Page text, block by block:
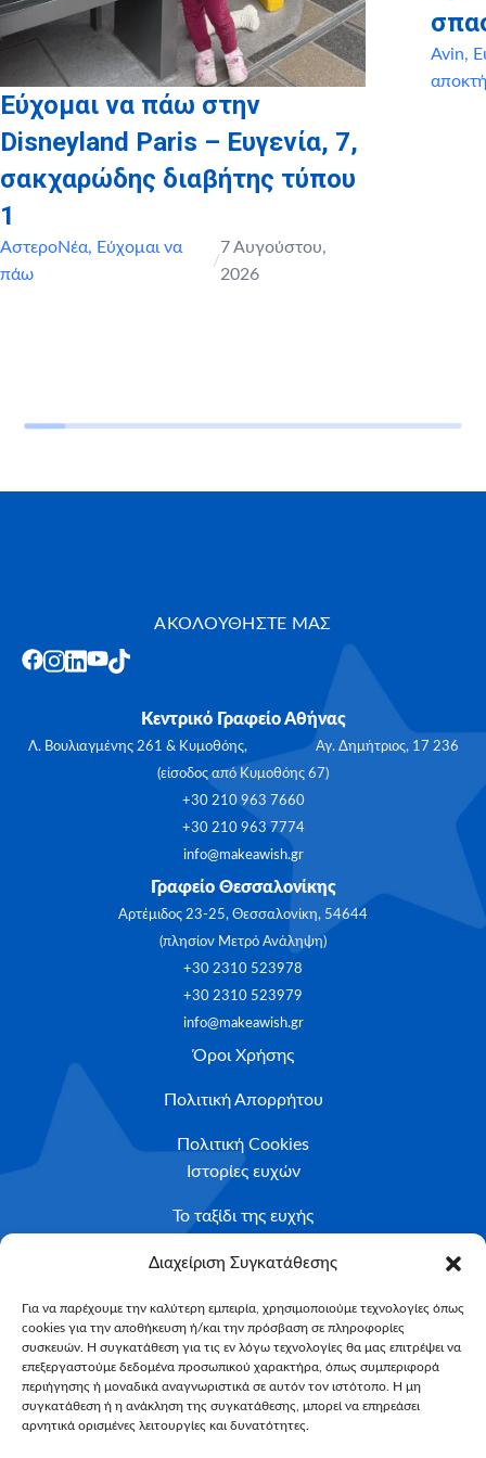
Διαχείριση Συγκατάθεσης
Για να παρέχουμε την καλύτερη εμπειρία, χρησιμοποιούμε τεχνολογίες όπως
cookies για την αποθήκευση ή/και την πρόσβαση σε πληροφορίες
συσκευών. Η συγκατάθεση για τις εν λόγω τεχνολογίες θα μας επιτρέψει να
επεξεργαστούμε δεδομένα προσωπικού χαρακτήρα, όπως συμπεριφορά
περιήγησης ή μοναδικά αναγνωριστικά σε αυτόν τον ιστότοπο. Η μη
συγκατάθεση ή η ανάκληση της συγκατάθεσης, μπορεί να επηρεάσει
αρνητικά ορισμένες λειτουργίες και δυνατότητες.
Εύχομαι να πάω στην
Disneyland Paris – Ευγενία, 7,
σακχαρώδης διαβήτης τύπου
1
ΑστεροΝέα, Εύχομαι να
πάω
/
7 Αυγούστου,
2026
Avin,
ΑΚΟΛΟΥΘΗΣΤΕ ΜΑΣ
Κεντρικό Γραφείο Αθήνας
Λ. Βουλιαγμένης 261 & Κυμοθόης, Αγ. Δημήτριος, 17 236
(είσοδος από Κυμοθόης 67)
+30 210 963 7660
+30 210 963 7774
info@makeawish.gr
Γραφείο Θεσσαλονίκης
Αρτέμιδος 23-25, Θεσσαλονίκη, 54644
(πλησίον Μετρό Ανάληψη)
+30 2310 523978
+30 2310 523979
info@makeawish.gr
Όροι Χρήσης
Πολιτική Απορρήτου
Πολιτική Cookies
Ιστορίες ευχών
Το ταξίδι της ευχής
Κριτήρια Καταλληλότητας
Υποβολή Αιτήματος
NEWSLETTER
Email*